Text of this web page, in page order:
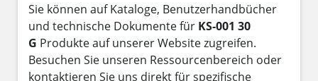
Sie können auf Kataloge, Benutzerhandbücher
und technische Dokumente für KS-001 30
G Produkte auf unserer Website zugreifen.
Besuchen Sie unseren Ressourcenbereich oder
kontaktieren Sie uns direkt für spezifische